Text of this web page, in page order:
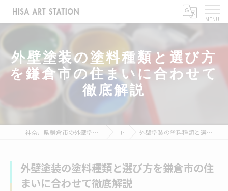
外壁塗装の塗料種類と選び方
を鎌倉市の住まいに合わせて
徹底解説
神奈川県鎌倉市の外壁塗装なら株式会社ヒサアートステーション コラム 外壁塗装の塗料種類と選び方を鎌倉市の住まいに合わせて徹底解説
外壁塗装の塗料種類と選び方を鎌倉市の住
まいに合わせて徹底解説